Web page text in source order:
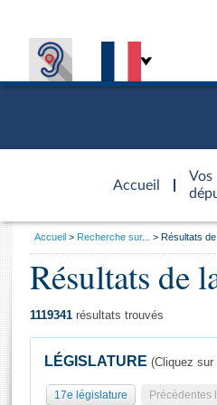
Accueil
d'accueil
Vos
Général
Vous
Accueil Recherche sur... Résultats
Résultats de
1119341 résultats trouvés
LÉGISLATURE (Cliquez sur
17e législature Précédentes